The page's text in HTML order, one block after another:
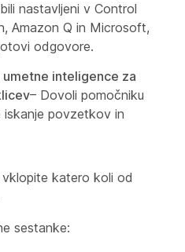
nastavljeni v Control
Amazon Q in Microsoft,
odgovore.
inteligence za
– Dovoli pomočniku
iskanje povzetkov in
vklopite katero koli od
sestanke: